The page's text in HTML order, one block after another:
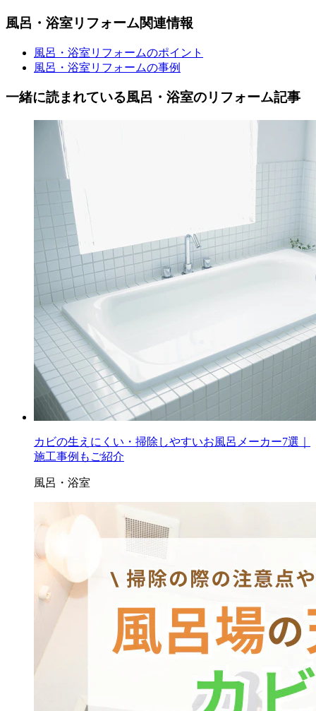
風呂・浴室リフォーム関連情報
風呂・浴室リフォームのポイント
風呂・浴室リフォームの事例
一緒に読まれている風呂・浴室のリフォーム記事
カビの生えにくい・掃除しやすいお風呂メーカー7選｜
施工事例もご紹介
風呂・浴室